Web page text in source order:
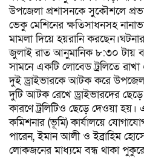
উপজেলা প্রশাসনকে সুকৌশলে
ভেকু মেশিনের ক্ষতিসাধনসহ
মামলা দিয়ে হয়রানি
জুলাই রাত আনুমানিক ৮:৩০ টায়
সামনে একটি লোবেড ট্রলিতে
দুই ড্রাইভারকে আটক করে
দুটি আটক রেখে ড্রাইভারদের
কারণে ট্রলিটিও ছেড়ে দেওয়া
কমিশনার (ভূমি) কার্যালয়ে
পারেন, ইমান আলী ও ইব্রাহিম
লোকজনের মাধ্যমে বন্ধ থাকা